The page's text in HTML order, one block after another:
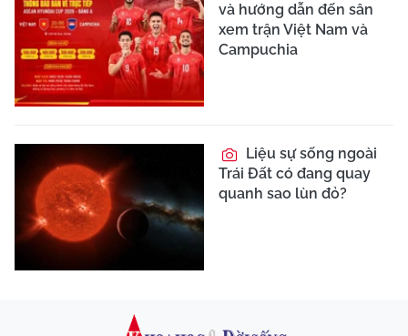
và hướng dẫn đến sân
xem trận Việt Nam và
Campuchia
Liệu sự sống ngoài
Trái Đất có đang quay
quanh sao lùn đỏ?